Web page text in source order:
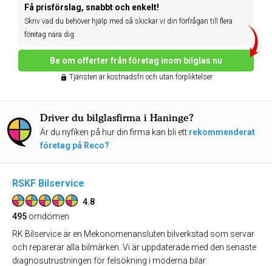
Få prisförslag, snabbt och enkelt!
Skriv vad du behöver hjälp med så skickar vi din förfrågan till flera
företag nära dig.
Be om offerter från företag inom bilglas nu
Tjänsten är kostnadsfri och utan förpliktelser
Driver du bilglasfirma i Haninge?
Är du nyfiken på hur din firma kan bli ett rekommenderat
företag på Reco?
RSKF Bilservice
4.8
495 omdömen
RK Bilservice är en Mekonomenansluten bilverkstad som servar
och reparerar alla bilmärken. Vi är uppdaterade med den senaste
diagnosutrustningen för felsökning i moderna bilar.